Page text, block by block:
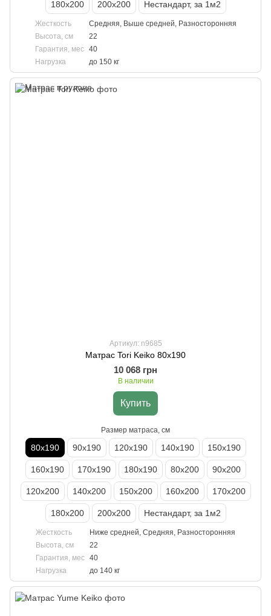
180х200 200х200 Нестандарт, за 1м2
Жесткость
Средняя, Выше средней, Разносторонняя
Высота, см
22
Гарантия, мес
40
Нагрузка
до 150 кг
Артикул: n9685
Матрас Tori Keiko 80х190
10 068 грн
В наличии
Купить
Размер матраса, см
80х190 90х190 120х190 140х190 150х190
160х190 170х190 180х190 80х200 90х200
120х200 140х200 150х200 160х200 170х200
180х200 200х200 Нестандарт, за 1м2
Жесткость
Ниже средней, Средняя, Разносторонняя
Высота, см
22
Гарантия, мес 40
Нагрузка
до 140 кг